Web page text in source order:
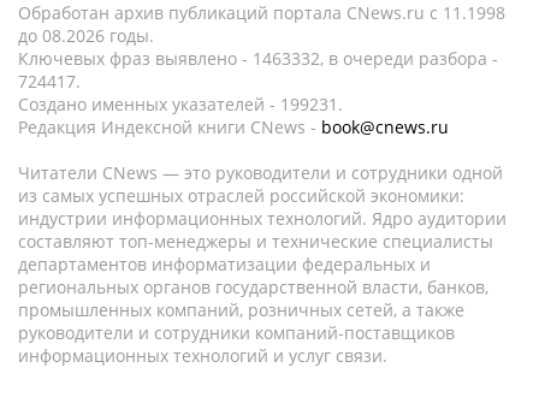
Обработан архив публикаций портала CNews.ru c 11.1998
до 08.2026 годы.
Ключевых фраз выявлено - 1463332, в очереди разбора -
724417.
Создано именных указателей - 199231.
Редакция Индексной книги CNews - book@cnews.ru
Читатели CNews — это руководители и сотрудники одной
из самых успешных отраслей российской экономики:
индустрии информационных технологий. Ядро аудитории
составляют топ-менеджеры и технические специалисты
департаментов информатизации федеральных и
региональных органов государственной власти, банков,
промышленных компаний, розничных сетей, а также
руководители и сотрудники компаний-поставщиков
информационных технологий и услуг связи.